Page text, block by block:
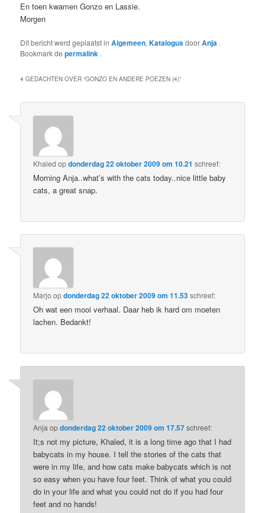
En toen kwamen Gonzo en Lassie.
Morgen
Dit bericht werd geplaatst inAlgemeen,KatalogusdoorAnja .
Bookmark depermalink .
4 GEDACHTEN OVER “GONZO EN ANDERE POEZEN (4)”
Khaled opdonderdag 22 oktober 2009 om 10.21 schreef:
Morning Anja..what’s with the cats today..nice little baby
cats, a great snap.
Marjo opdonderdag 22 oktober 2009 om 11.53schreef:
Oh wat een mooi verhaal. Daar heb ik hard om moeten
lachen. Bedankt!
Anja opdonderdag 22 oktober 2009 om 17.57schreef:
It;s not my picture, Khaled, it is a long time ago that I had
babycats in my house. I tell the stories of the cats that
were in my life, and how cats make babycats which is not
so easy when you have four feet. Think of what you could
do in your life and what you could not do if you had four
feet and no hands!